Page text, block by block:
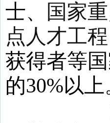
士、
国家
点人才工
获得者等
的30%以上